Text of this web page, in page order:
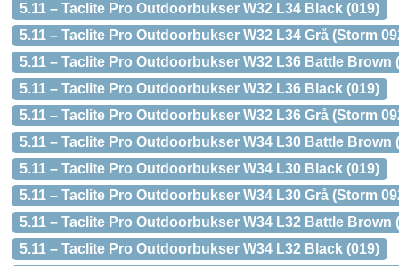
5.11 – Taclite Pro Outdoorbukser W32 L34 Black (019)
5.11 – Taclite Pro Outdoorbukser W32 L34 Grå (Storm
5.11 – Taclite Pro Outdoorbukser W32 L36 Battle Brown
5.11 – Taclite Pro Outdoorbukser W32 L36 Black (019)
5.11 – Taclite Pro Outdoorbukser W32 L36 Grå (Storm
5.11 – Taclite Pro Outdoorbukser W34 L30 Battle Brown
5.11 – Taclite Pro Outdoorbukser W34 L30 Black (019)
5.11 – Taclite Pro Outdoorbukser W34 L30 Grå (Storm
5.11 – Taclite Pro Outdoorbukser W34 L32 Battle Brown
5.11 – Taclite Pro Outdoorbukser W34 L32 Black (019)